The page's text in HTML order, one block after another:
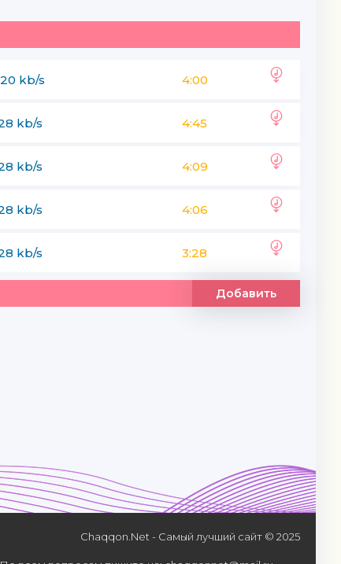
kb/s 4:00
kb/s 4:45
kb/s 4:09
kb/s 4:06
kb/s 3:28
Добавить
Chaqqon.Net - Самый лучший сайт © 2025